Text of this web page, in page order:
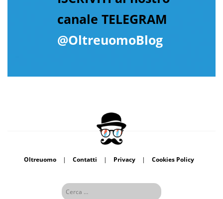
canale TELEGRAM
@OltreuomoBlog
Oltreuomo | Contatti | Privacy | Cookies Policy